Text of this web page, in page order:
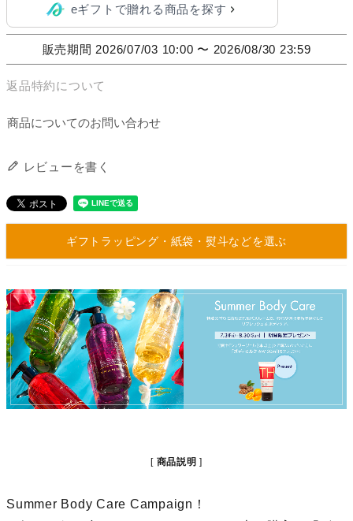
eギフトで贈れる商品を探す
販売期間 2026/07/03 10:00 〜 2026/08/30 23:59
返品特約について
商品についてのお問い合わせ
レビューを書く
ギフトラッピング・紙袋・熨斗などを選ぶ
商品説明
Summer Body Care Campaign！